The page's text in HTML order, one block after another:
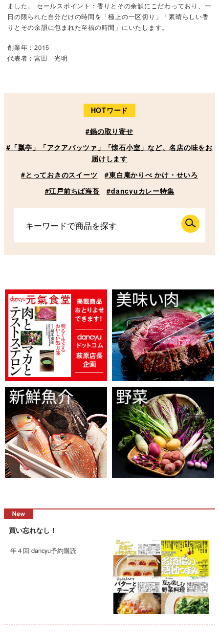
ました。 セールスポイント：香りとその余韻にこだわっており、一
日の限られた自分だけの時間を「極上の一区切り」「素晴らしい香
りとその余韻に包まれた至福の時間」にいたします。
創業年：2015
代表者：宮田 光明
HOTワード
#鍋の取り寄せ
#「瓢亭」「アクアパッツァ」「懐石小室」など、名店の味をお
届けします
#とっておきのスイーツ
#東白庵かりべ かけ・せいろ
#江戸前ちば海苔
#dancyuカレー特集
買い忘れなし！
年４回 dancyu予約購読